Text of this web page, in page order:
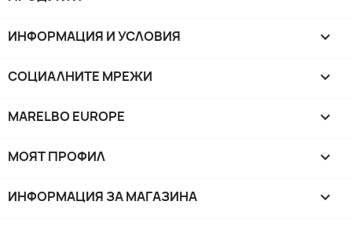
ИНФОРМАЦИЯ И УСЛОВИЯ 
СОЦИАЛНИТЕ МРЕЖИ 
MARELBO EUROPE 
МОЯТ ПРОФИЛ 
ИНФОРМАЦИЯ ЗА МАГАЗИНА keyboard_arrow_down